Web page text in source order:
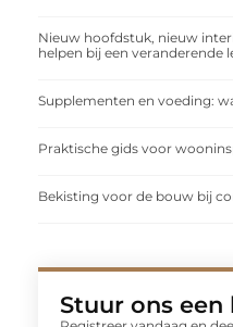
Nieuw hoofdstuk, nieuw
helpen bij een veranderende
Supplementen en voeding:
Praktische gids voor
Bekisting voor de bouw bij
Stuur ons een